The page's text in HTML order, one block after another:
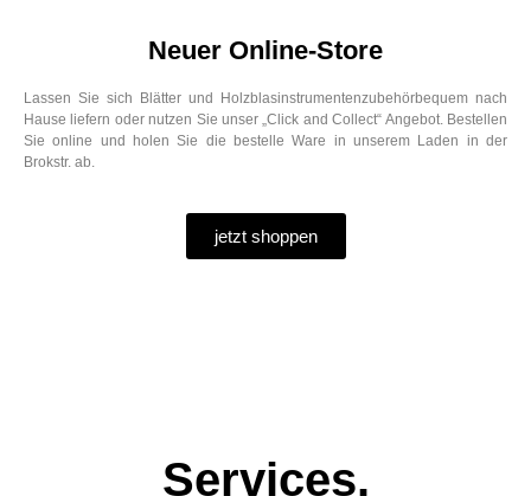
Neuer Online-Store
Lassen Sie sich Blätter und Holzblasinstrumentenzubehörbequem nach
Hause liefern oder nutzen Sie unser „Click and Collect“ Angebot. Bestellen
Sie online und holen Sie die bestelle Ware in unserem Laden in der
Brokstr. ab.
jetzt shoppen
Services.